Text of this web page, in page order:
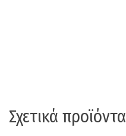
Σχετικά προϊόντα